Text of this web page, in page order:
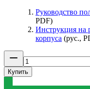
Руководство
PDF)
Инструкция на
корпуса (рус.,
Купить